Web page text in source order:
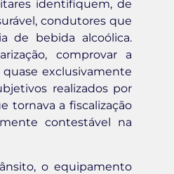
identifiquem, de
condutores que
de bebida alcoólica.
comprovar a
exclusivamente
realizados por
tornava a fiscalização
contestável na
o equipamento